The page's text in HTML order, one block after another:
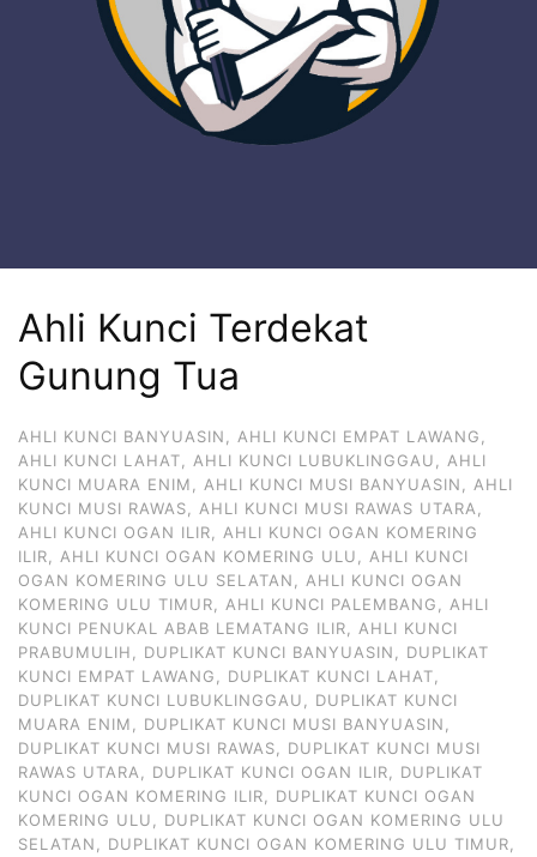
Ahli Kunci Terdekat
Gunung Tua
AHLI KUNCI BANYUASIN, AHLI KUNCI EMPAT LAWANG,
AHLI KUNCI LAHAT, AHLI KUNCI LUBUKLINGGAU, AHLI
KUNCI MUARA ENIM, AHLI KUNCI MUSI BANYUASIN, AHLI
KUNCI MUSI RAWAS, AHLI KUNCI MUSI RAWAS UTARA,
AHLI KUNCI OGAN ILIR, AHLI KUNCI OGAN KOMERING
ILIR, AHLI KUNCI OGAN KOMERING ULU, AHLI KUNCI
OGAN KOMERING ULU SELATAN, AHLI KUNCI OGAN
KOMERING ULU TIMUR, AHLI KUNCI PALEMBANG, AHLI
KUNCI PENUKAL ABAB LEMATANG ILIR, AHLI KUNCI
PRABUMULIH, DUPLIKAT KUNCI BANYUASIN, DUPLIKAT
KUNCI EMPAT LAWANG, DUPLIKAT KUNCI LAHAT,
DUPLIKAT KUNCI LUBUKLINGGAU, DUPLIKAT KUNCI
MUARA ENIM, DUPLIKAT KUNCI MUSI BANYUASIN,
DUPLIKAT KUNCI MUSI RAWAS, DUPLIKAT KUNCI MUSI
RAWAS UTARA, DUPLIKAT KUNCI OGAN ILIR, DUPLIKAT
KUNCI OGAN KOMERING ILIR, DUPLIKAT KUNCI OGAN
KOMERING ULU, DUPLIKAT KUNCI OGAN KOMERING ULU
SELATAN, DUPLIKAT KUNCI OGAN KOMERING ULU TIMUR,